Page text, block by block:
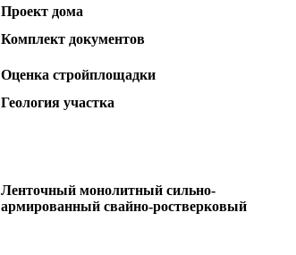
Проект дома
Комплект документов
Оценка стройплощадки
Геология участка
Ленточный монолитный сильно-
армированный свайно-ростверковый